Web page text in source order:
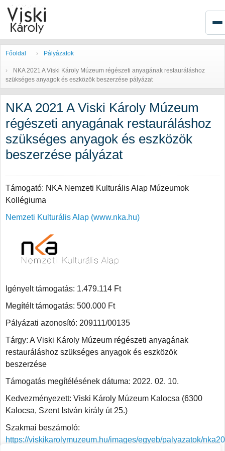
Főoldal Pályázatok
NKA 2021 A Viski Károly Múzeum régészeti anyagának restauráláshoz
szükséges anyagok és eszközök beszerzése pályázat
NKA 2021 A Viski Károly Múzeum
régészeti anyagának restauráláshoz
szükséges anyagok és eszközök
beszerzése pályázat
Támogató: NKA Nemzeti Kulturális Alap Múzeumok
Kollégiuma
Nemzeti Kulturális Alap (www.nka.hu)
Igényelt támogatás: 1.479.114 Ft
Megítélt támogatás: 500.000 Ft
Pályázati azonosító: 209111/00135
Tárgy: A Viski Károly Múzeum régészeti anyagának
restauráláshoz szükséges anyagok és eszközök
beszerzése
Támogatás megítélésének dátuma: 2022. 02. 10.
Kedvezményezett: Viski Károly Múzeum Kalocsa (6300
Kalocsa, Szent István király út 25.)
Szakmai beszámoló:
https://viskikarolymuzeum.hu/images/egyeb/palyazatok/